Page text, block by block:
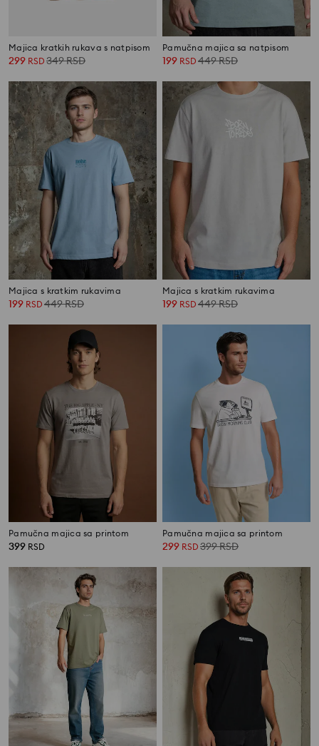
Majica kratkih rukava s natpisom
299 RSD 349RSD
Pamučna majica sa natpisom
199 RSD 449RSD
Majica s kratkim rukavima
199 RSD 449RSD
Majica s kratkim rukavima
199 RSD 449RSD
Pamučna majica sa printom
399 RSD
Pamučna majica sa printom
299 RSD 399RSD